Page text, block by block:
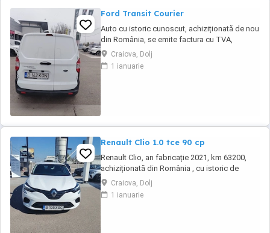
Ford Transit Courier
Auto cu istoric cunoscut, achiziționată de nou
din România, se emite factura cu TVA,
posibilitate finanțare în leasing sau
credit.Auto se livrează cu ITP valabil, revizie
efectuata( schimb ulei și filtre), garanție.
Craiova, Dolj
1 ianuarie
Renault Clio 1.0 tce 90 cp
Renault Clio, an fabricație 2021, km 63200,
achiziționată din România , cu istoric de
service. Auto se livrează cu ITP valabil, revizie
tehnica( schimb ulei și filtre), garantie
Craiova, Dolj
1 ianuarie